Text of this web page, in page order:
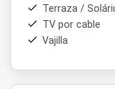
Terraza /
TV por cable
Vajilla